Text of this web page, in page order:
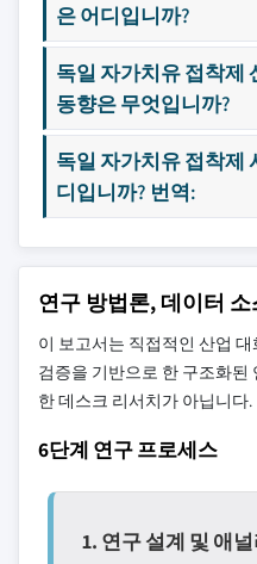
은 어디입니까?
독일 자가치유 접착제
동향은 무엇입니까?
독일 자가치유 접착제
디입니까? 번역:
연구 방법론, 데이터
이 보고서는 직접적인 산업
검증을 기반으로 한 구조화된
한 데스크 리서치가 아닙니다.
6단계 연구 프로세스
1. 연구 설계 및 애